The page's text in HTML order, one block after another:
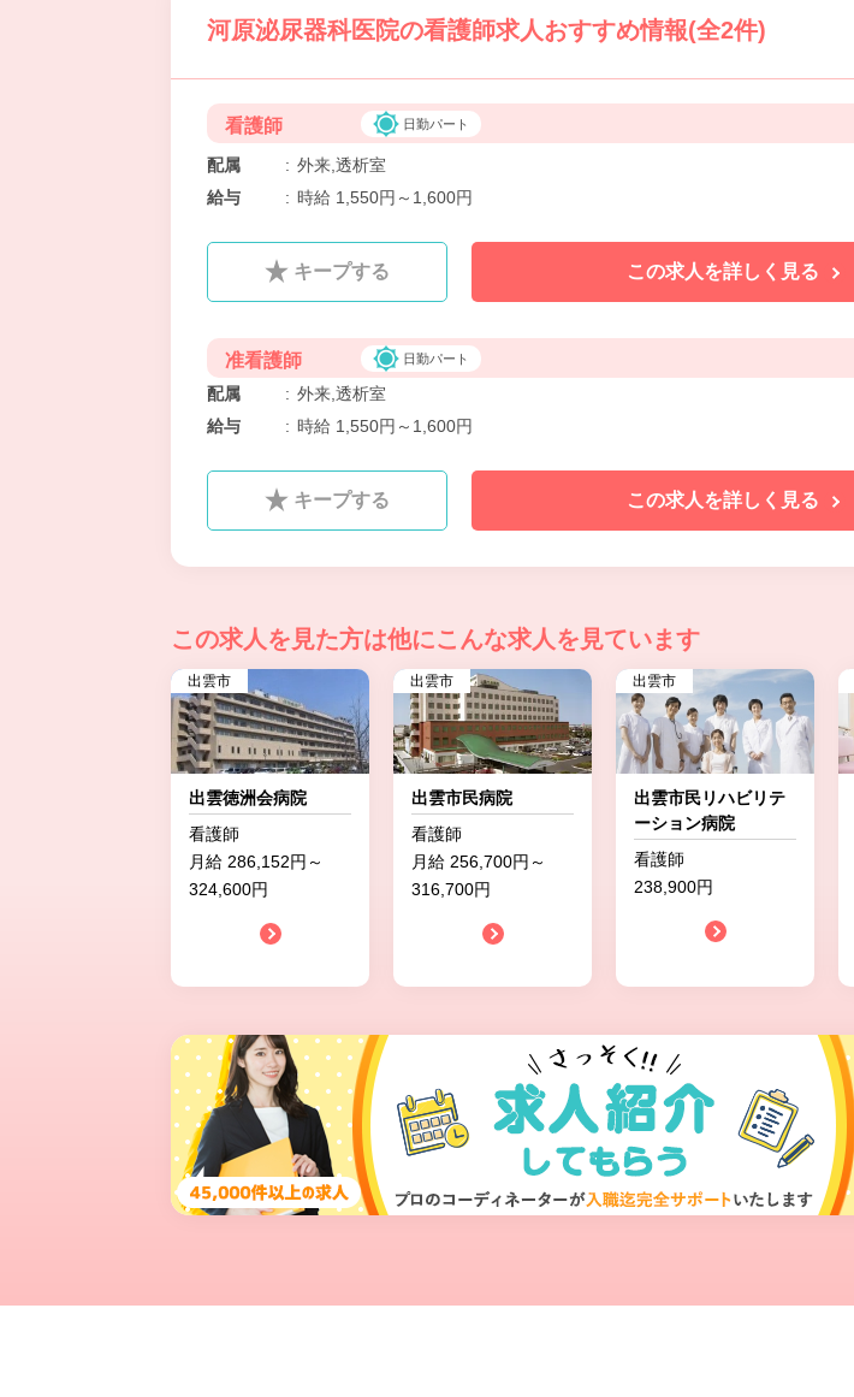
河原泌尿器科医院の看護師求人おすすめ情報(全2件)
看護師 日勤パート
配属 : 外来,透析室
給与
: 時給 1,550円～1,600円
キープする この求人を詳しく見る
准看護師 日勤パート
配属 : 外来,透析室
給与
: 時給 1,550円～1,600円
キープする この求人を詳しく見る
この求人を見た方は他にこんな求人を見ています
出雲市
出雲徳洲会病院
看護師
月給 286,152円～
324,600円
出雲市
出雲市民病院
看護師
月給 256,700円～
316,700円
出雲市
出雲市民リハビリテ
ーション病院
看護師
238,900円